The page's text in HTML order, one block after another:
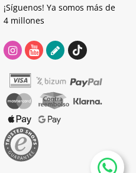
¡Síguenos! Ya somos más de
4 millones